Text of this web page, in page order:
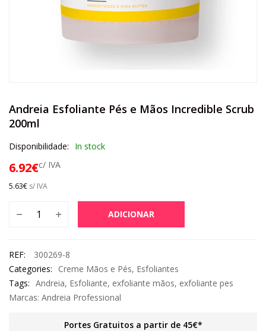
Andreia Esfoliante Pés e Mãos Incredible Scrub
200ml
Disponibilidade: In stock
6.92€c/ IVA
5.63€ s/ IVA
ADICIONAR
REF:
300269-8
Categories:
Creme Mãos e Pés, Esfoliantes
Tags: Andreia, Esfoliante, exfoliante mãos, exfoliante pes
Marcas: Andreia Professional
Portes Gratuitos a partir de 45€*